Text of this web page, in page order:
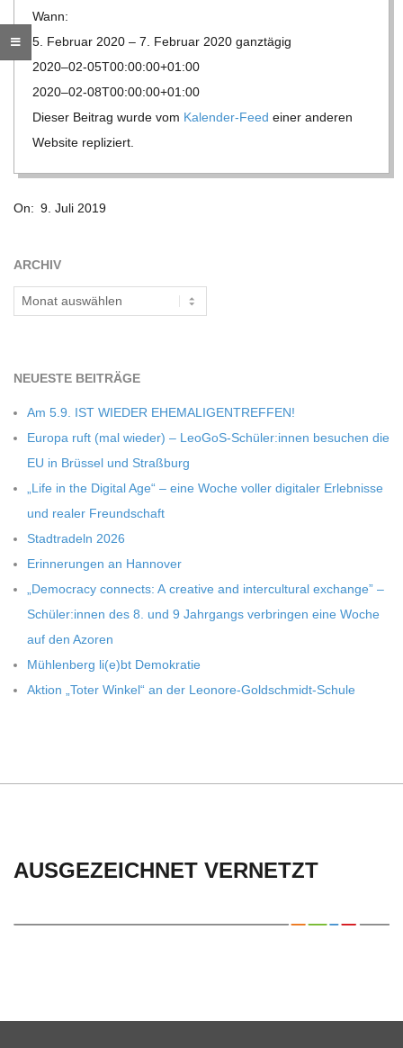
G
O
L
D
S
C
H
M
I
D
T
-
S
C
H
E
Wann:
5. Februar 2020 – 7. Februar 2020 ganz­tä­gig
2020–02-05T00:00:00+01:00
2020–02-08T00:00:00+01:00
Die­ser Bei­trag wurde vom Kalen­der-Feed einer ande­ren
Web­site repliziert.
07-
On: 9. Juli 2019
ARCHIV
Archiv
NEU­ESTE BEITRÄGE
Am 5.9. IST WIEDER EHEMALIGENTREFFEN!
Europa ruft (mal wie­der) – LeoGoS-Schüler:innen besu­chen die
EU in Brüs­sel und Straßburg
„Life in the Digi­tal Age“ – eine Woche vol­ler digi­ta­ler Erleb­nisse
und rea­ler Freundschaft
Stadt­ra­deln 2026
Erin­ne­run­gen an Hannover
„Demo­cracy con­nects: A crea­tive and inter­cul­tu­ral exch­ange” –
Schüler:innen des 8. und 9 Jahr­gangs ver­brin­gen eine Woche
auf den Azoren
Müh­len­berg li(e)bt Demokratie
Aktion „Toter Win­kel“ an der Leonore-Goldschmidt-Schule
AUSGEZEICHNET VERNETZT